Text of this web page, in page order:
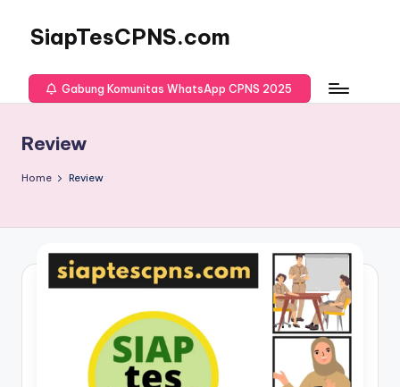
SiapTesCPNS.com
Gabung Komunitas WhatsApp CPNS 2025
Review
Home Review